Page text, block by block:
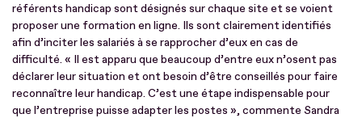
référents handicap sont désignés sur chaque site et se voient
proposer une formation en ligne. Ils sont clairement identifiés
afin d’inciter les salariés à se rapprocher d’eux en cas de
difficulté. « Il est apparu que beaucoup d’entre eux n’osent pas
déclarer leur situation et ont besoin d’être conseillés pour faire
reconnaître leur handicap. C’est une étape indispensable pour
que l’entreprise puisse adapter les postes », commente Sandra